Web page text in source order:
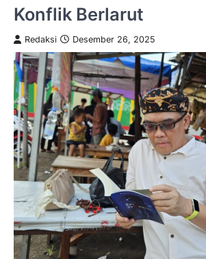
Konflik Berlarut
Redaksi Desember 26, 2025